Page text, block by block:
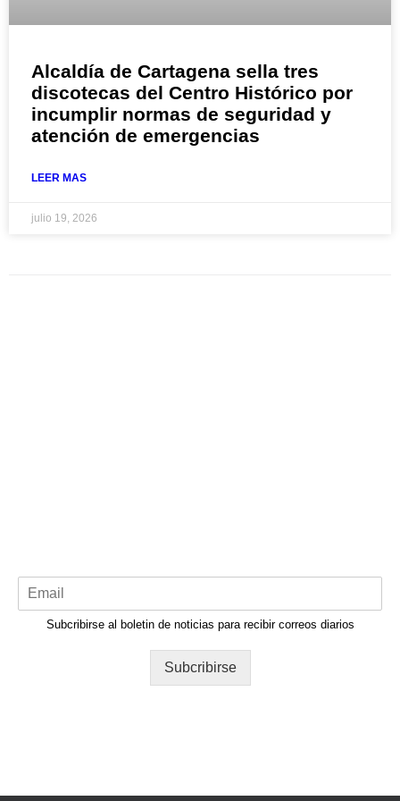
Alcaldía de Cartagena sella tres
discotecas del Centro Histórico por
incumplir normas de seguridad y
atención de emergencias
LEER MAS
julio 19, 2026
Subcribirse al boletin de noticias para recibir correos diarios
Subcribirse